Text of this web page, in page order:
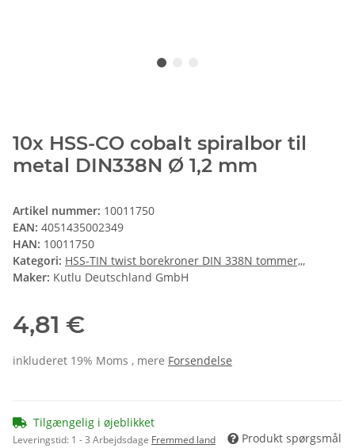
10x HSS-CO cobalt spiralbor til
metal DIN338N Ø 1,2 mm
Artikel nummer: 10011750
EAN: 4051435002349
HAN: 10011750
Kategori: HSS-TIN twist borekroner DIN 338N tommer,,,
Maker: Kutlu Deutschland GmbH
4,81 €
inkluderet 19% Moms , mere Forsendelse
Tilgængelig i øjeblikket
Leveringstid: 1 - 3 Arbejdsdage Fremmed land Produkt spørgsmål